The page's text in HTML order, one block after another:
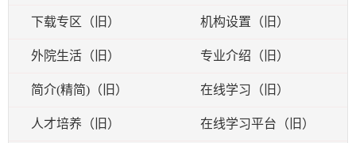
下载专区（旧） 机构设置（旧）
外院生活（旧） 专业介绍（旧）
简介(精简)（旧） 在线学习（旧）
人才培养（旧） 在线学习平台（旧）